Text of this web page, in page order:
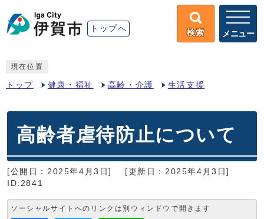
トップへ 検索 メニュー
現在位置
トップ 健康・福祉 高齢・介護 生活支援
高齢者虐待防止について
[公開日：2025年4月3日]
[更新日：2025年4月3日]
ID:2841
ソーシャルサイトへのリンクは別ウィンドウで開きます